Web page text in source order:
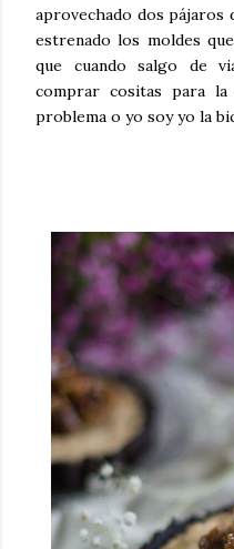
aprovechado dos
estrenado los moldes
que cuando salgo de
comprar cositas para la
problema o yo soy yo la